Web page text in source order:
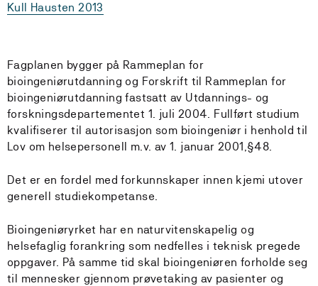
Kull Hausten 2013
Fagplanen bygger på Rammeplan for
bioingeniørutdanning og Forskrift til Rammeplan for
bioingeniørutdanning fastsatt av Utdannings- og
forskningsdepartementet 1. juli 2004. Fullført studium
kvalifiserer til autorisasjon som bioingeniør i henhold til
Lov om helsepersonell m.v. av 1. januar 2001,§48.
Det er en fordel med forkunnskaper innen kjemi utover
generell studiekompetanse.
Bioingeniøryrket har en naturvitenskapelig og
helsefaglig forankring som nedfelles i teknisk pregede
oppgaver. På samme tid skal bioingeniøren forholde seg
til mennesker gjennom prøvetaking av pasienter og